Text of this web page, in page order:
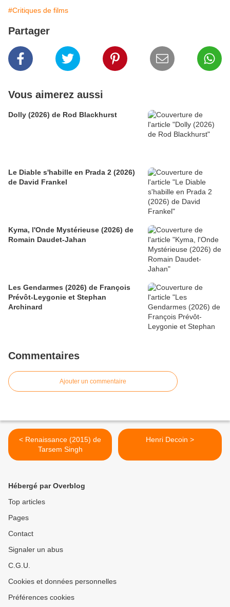
#Critiques de films
Partager
Vous aimerez aussi
Dolly (2026) de Rod Blackhurst
Le Diable s'habille en Prada 2 (2026)
de David Frankel
Kyma, l'Onde Mystérieuse (2026) de
Romain Daudet-Jahan
Les Gendarmes (2026) de François
Prévôt-Leygonie et Stephan
Archinard
Commentaires
Ajouter un commentaire
< Renaissance (2015) de
Tarsem Singh
Henri Decoin >
Hébergé par Overblog
Top articles
Pages
Contact
Signaler un abus
C.G.U.
Cookies et données personnelles
Préférences cookies